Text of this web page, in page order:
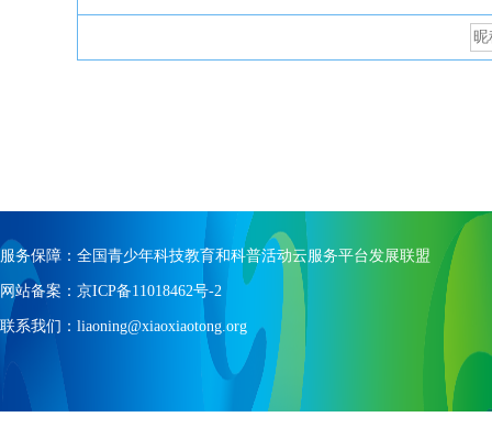
服务保障：全国青少年科技教育和科普活动云服务平台发展联盟
网站备案：京ICP备11018462号-2
联系我们：liaoning@xiaoxiaotong.org